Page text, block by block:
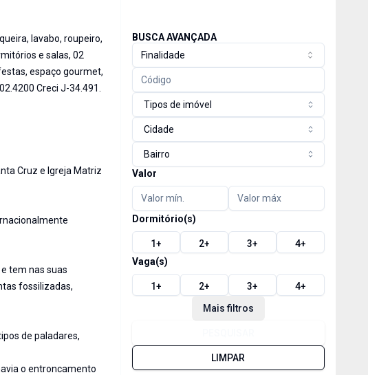
lavabo, roupeiro,
e salas, 02
espaço gourmet,
Creci J-34.491.
Cruz e Igreja Matriz
tem nas suas
fossilizadas,
de paladares,
o entroncamento
BUSCA AVANÇADA
Finalidade
Tipos de imóvel
Cidade
Bairro
Valor
Dormitório(s)
1+ 2+ 3+ 4+
Vaga(s)
1+ 2+ 3+ 4+
Mais filtros
LIMPAR